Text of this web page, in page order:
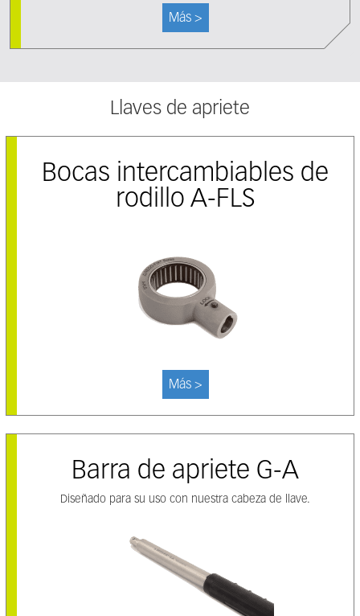
Más >
Llaves de apriete
Bocas intercambiables de
rodillo A-FLS
Más >
Barra de apriete G-A
Diseñado para su uso con nuestra cabeza de llave.